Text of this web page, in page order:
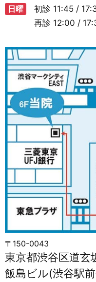
日曜
初診 11:45 /
再診 12:00 /
〒150-0043
東京都渋谷区道玄
飯島ビル(渋谷駅